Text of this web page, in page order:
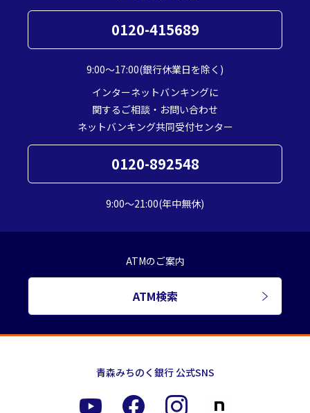
0120-415689
9:00～17:00(銀行休業日を除く)
インターネットバンキングに
関するご相談・お問い合わせ
ネットバンキング共同受付センター
0120-892548
9:00～21:00(年中無休)
ATMのご案内
ATM検索
青森みちのく銀行 公式SNS